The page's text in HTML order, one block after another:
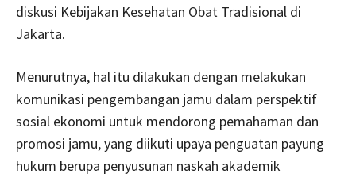
diskusi Kebijakan Kesehatan Obat Tradisional di
Jakarta.
Menurutnya, hal itu dilakukan dengan melakukan
komunikasi pengembangan jamu dalam perspektif
sosial ekonomi untuk mendorong pemahaman dan
promosi jamu, yang diikuti upaya penguatan payung
hukum berupa penyusunan naskah akademik